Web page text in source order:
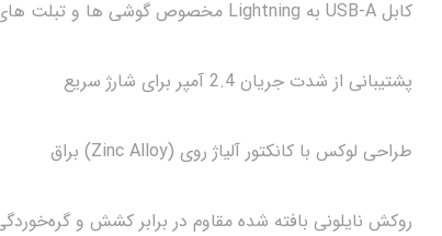
کابل USB-A به Lightning مخصوص گوشی‌ ها و تبلت‌ های اپل
پشتیبانی از شدت جریان 2.4 آمپر برای شارژ سریع
طراحی لوکس با کانکتور آلیاژ روی (Zinc Alloy) براق
روکش نایلونی بافته شده مقاوم در برابر کشش و